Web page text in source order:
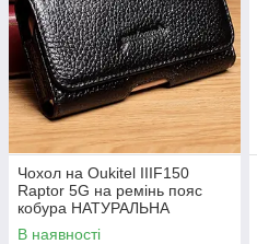
Чохол на Oukitel IIIF150
Raptor 5G на ремінь пояс
кобура НАТУРАЛЬНА
ПРЕМІУМ ШКІРА "FLOTAR"
В наявності